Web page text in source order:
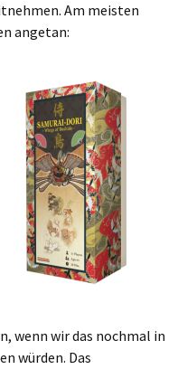
Am meisten
angetan:
wenn wir das nochmal in
würden. Das